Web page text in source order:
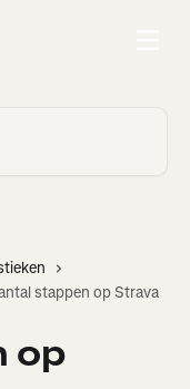
stappen op Strava
op